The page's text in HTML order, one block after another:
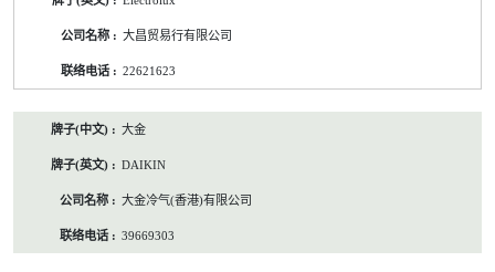
大昌贸易行有限公司
22621623
大金
DAIKIN
大金冷气(香港)有限公司
39669303